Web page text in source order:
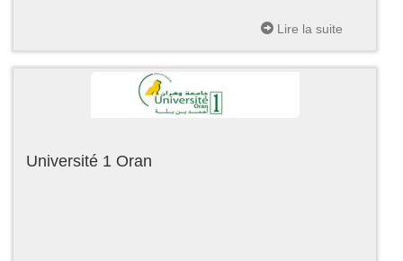
Lire la suite
Université 1 Oran